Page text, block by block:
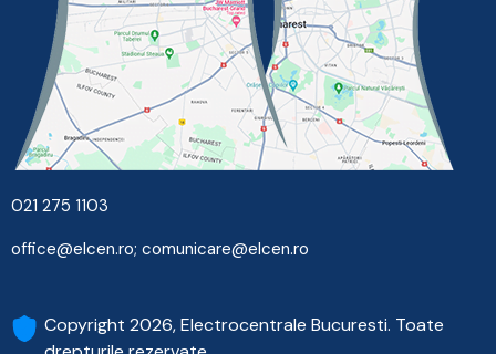
021 275 1103
office@elcen.ro; comunicare@elcen.ro
Copyright 2026, Electrocentrale Bucuresti. Toate